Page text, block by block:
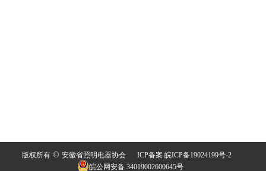
版权所有 © 安徽省照明电器协会
ICP备案 皖ICP备19024199号-2
皖公网安备 34019002600645号